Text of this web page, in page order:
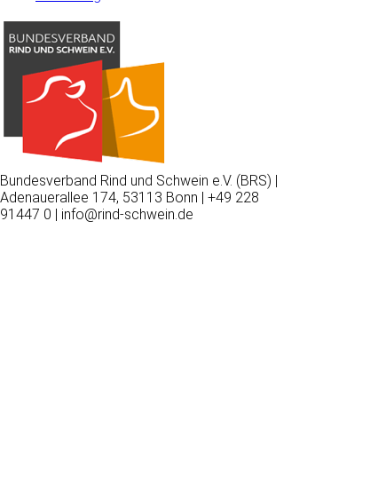
Bundesverband Rind und Schwein e.V. (BRS) |
Adenauerallee 174, 53113 Bonn | +49 228
91447 0 | info@rind-schwein.de